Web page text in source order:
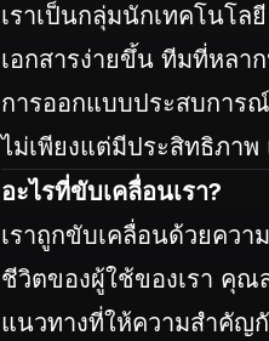
เราเป็นกลุ่มนักเทคโนโ
เอกสารง่ายขึ้น ทีมที่หลา
การออกแบบประสบการ
ไม่เพียงแต่มีประสิทธิภา
อะไรที่ขับเคลื่อนเรา?
เราถูกขับเคลื่อนด้วยควา
ชีวิตของผู้ใช้ของเรา คุณ
แนวทางที่ให้ความสำคัญ